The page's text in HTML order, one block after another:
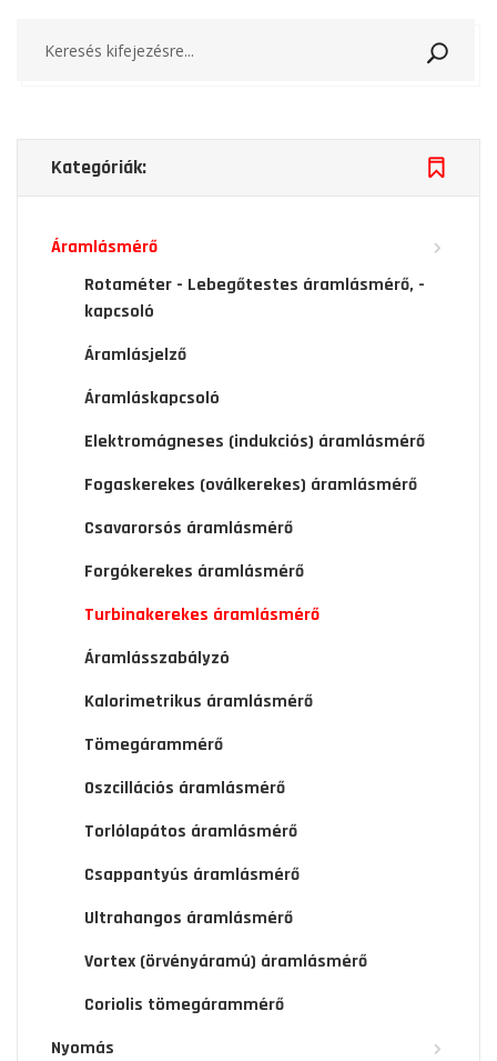
Kategóriák:
Áramlásmérő
Rotaméter - Lebegőtestes áramlásmérő, -
kapcsoló
Áramlásjelző
Áramláskapcsoló
Elektromágneses (indukciós) áramlásmérő
Fogaskerekes (oválkerekes) áramlásmérő
Csavarorsós áramlásmérő
Forgókerekes áramlásmérő
Turbinakerekes áramlásmérő
Áramlásszabályzó
Kalorimetrikus áramlásmérő
Tömegárammérő
Oszcillációs áramlásmérő
Torlólapátos áramlásmérő
Csappantyús áramlásmérő
Ultrahangos áramlásmérő
Vortex (örvényáramú) áramlásmérő
Coriolis tömegárammérő
Nyomás